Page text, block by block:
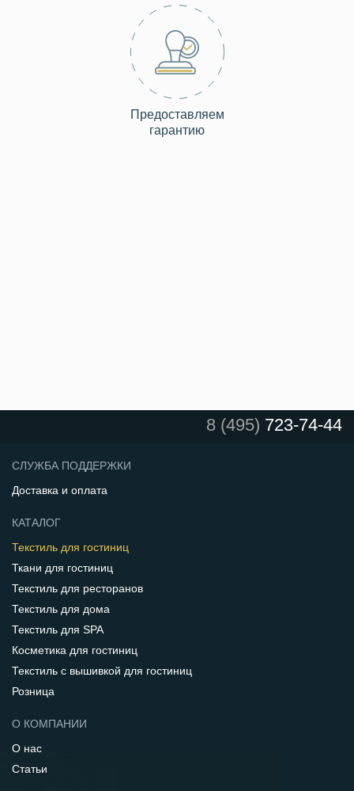
Предоставляем
гарантию
8 (495) 723-74-44
СЛУЖБА ПОДДЕРЖКИ
Доставка и оплата
КАТАЛОГ
Текстиль для гостиниц
Ткани для гостиниц
Текстиль для ресторанов
Текстиль для дома
Текстиль для SPA
Косметика для гостиниц
Текстиль с вышивкой для гостиниц
Розница
О КОМПАНИИ
О нас
Статьи